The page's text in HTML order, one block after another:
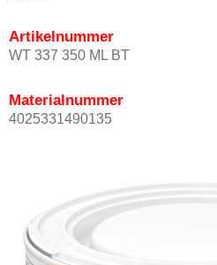
Artikelnummer
WT 337 350 ML BT
Materialnummer
4025331490135